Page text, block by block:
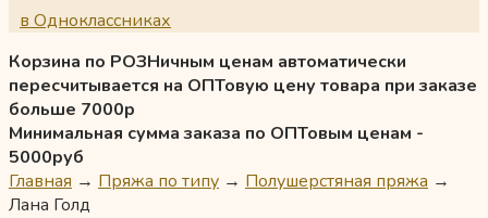
в Одноклассниках
Корзина по РОЗНичным ценам автоматически
пересчитывается на ОПТовую цену товара при заказе
больше 7000р
Минимальная сумма заказа по ОПТовым ценам -
5000руб
Главная → Пряжа по типу → Полушерстяная пряжа →
Лана Голд